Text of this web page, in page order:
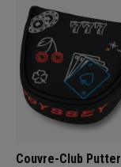
Couvre-Club Putter